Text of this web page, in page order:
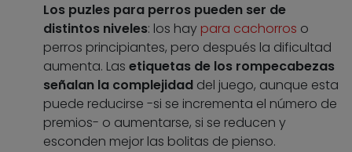
Los puzles para perros pueden ser de
distintos niveles: los hay para cachorros o
perros principiantes, pero después la dificultad
aumenta. Las etiquetas de los rompecabezas
señalan la complejidad del juego, aunque esta
puede reducirse -si se incrementa el número de
premios- o aumentarse, si se reducen y
esconden mejor las bolitas de pienso.